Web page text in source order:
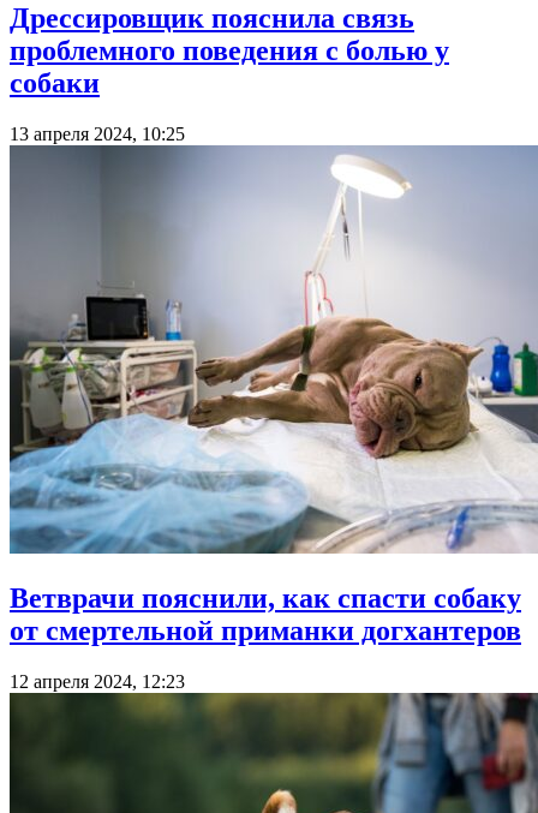
Дрессировщик пояснила связь
проблемного поведения с болью у
собаки
13 апреля 2024, 10:25
Ветврачи пояснили, как спасти собаку
от смертельной приманки догхантеров
12 апреля 2024, 12:23